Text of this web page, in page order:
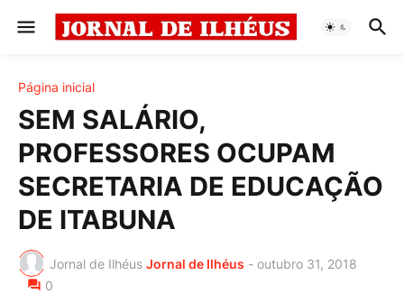
Página inicial
SEM SALÁRIO,
PROFESSORES OCUPAM
SECRETARIA DE EDUCAÇÃO
DE ITABUNA
Jornal de Ilhéus Jornal de Ilhéus - outubro 31, 2018
0